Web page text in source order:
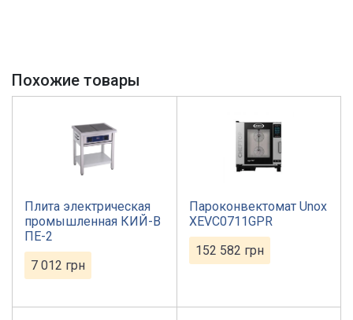
Похожие товары
Плита электрическая
промышленная КИЙ-В
ПЕ-2
7 012 грн
Пароконвектомат Unox
XEVC0711GPR
152 582 грн